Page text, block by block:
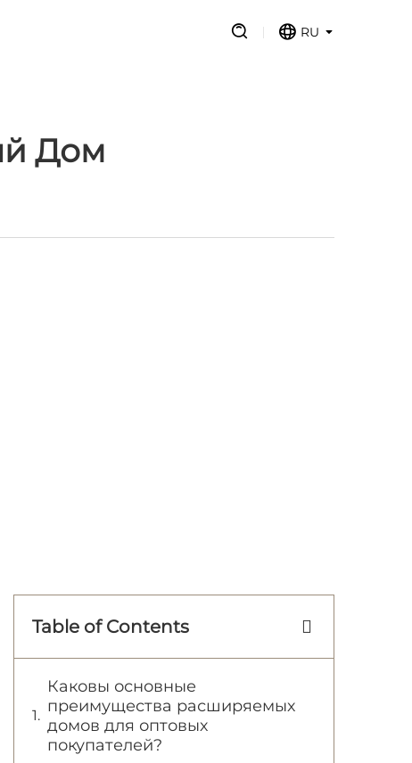
RU
Дом
Table of Contents
Каковы основные
преимущества расширяемых
домов для оптовых
покупателей?